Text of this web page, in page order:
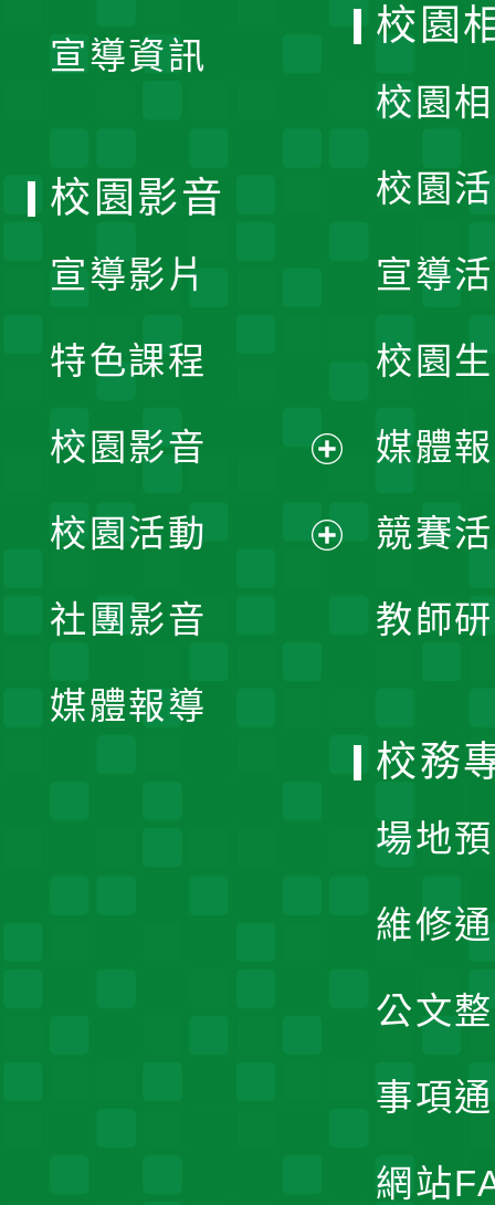
宣導資訊
校園
校園
校園
宣導
校園
媒體
競賽
教師
校園影音
宣導影片
特色課程
校園影音
開
校園活動
社團影音
媒體報導
校務
場地
維修
公文
事項
網站